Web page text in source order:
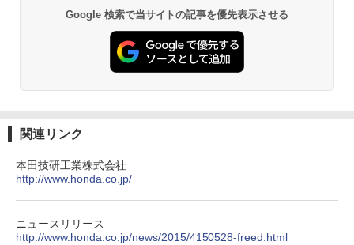
Google 検索で当サイトの記事を優先表示させる
関連リンク
本田技研工業株式会社
http://www.honda.co.jp/
ニュースリリース
http://www.honda.co.jp/news/2015/4150528-freed.html